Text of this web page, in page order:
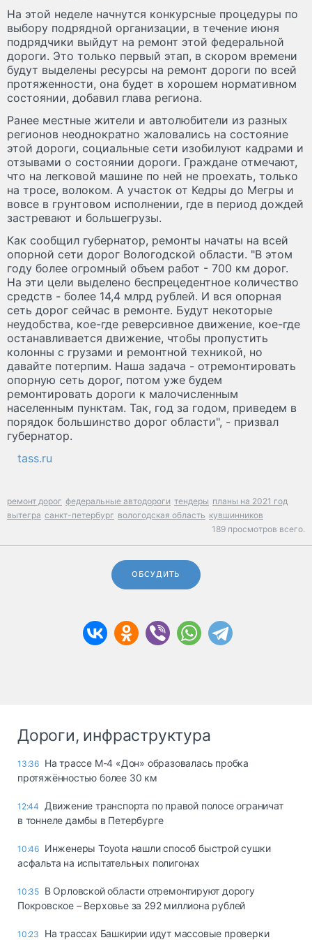
На этой неделе начнутся конкурсные процедуры по
выбору подрядной организации, в течение июня
подрядчики выйдут на ремонт этой федеральной
дороги. Это только первый этап, в скором времени
будут выделены ресурсы на ремонт дороги по всей
протяженности, она будет в хорошем нормативном
состоянии, добавил глава региона.
Ранее местные жители и автолюбители из разных
регионов неоднократно жаловались на состояние
этой дороги, социальные сети изобилуют кадрами и
отзывами о состоянии дороги. Граждане отмечают,
что на легковой машине по ней не проехать, только
на тросе, волоком. А участок от Кедры до Мегры и
вовсе в грунтовом исполнении, где в период дождей
застревают и большегрузы.
Как сообщил губернатор, ремонты начаты на всей
опорной сети дорог Вологодской области. "В этом
году более огромный объем работ - 700 км дорог.
На эти цели выделено беспрецедентное количество
средств - более 14,4 млрд рублей. И вся опорная
сеть дорог сейчас в ремонте. Будут некоторые
неудобства, кое-где реверсивное движение, кое-где
останавливается движение, чтобы пропустить
колонны с грузами и ремонтной техникой, но
давайте потерпим. Наша задача - отремонтировать
опорную сеть дорог, потом уже будем
ремонтировать дороги к малочисленным
населенным пунктам. Так, год за годом, приведем в
порядок большинство дорог области", - призвал
губернатор.
tass.ru
ремонт дорог федеральные автодороги тендеры планы на 2021 год
вытегра санкт-петербург вологодская область кувшинников
189 просмотров всего.
ОБСУДИТЬ
Дороги, инфраструктура
13:36 На трассе М-4 «Дон» образовалась пробка
протяжённостью более 30 км
12:44
Движение транспорта по правой полосе ограничат
в тоннеле дамбы в Петербурге
10:46 Инженеры Toyota нашли способ быстрой сушки
асфальта на испытательных полигонах
10:35 В Орловской области отремонтируют дорогу
Покровское – Верховье за 292 миллиона рублей
10:23 На трассах Башкирии идут массовые проверки